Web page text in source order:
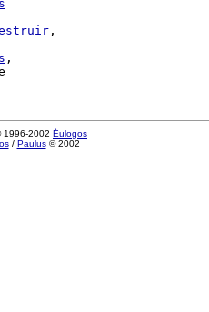
,
,
2002 Èulogos
/ Paulus© 2002